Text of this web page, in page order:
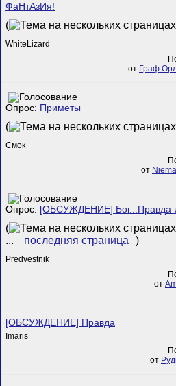
ФаНтАзИя!
(
WhiteLizard
от Граф
Опрос: Приметы
(
Смок
от
Опрос: [ОБСУЖДЕНИЕ] Бог...Правда
(
...
последняя страница )
Predvestnik
от
[ОБСУЖДЕНИЕ] Правда
Imaris
от